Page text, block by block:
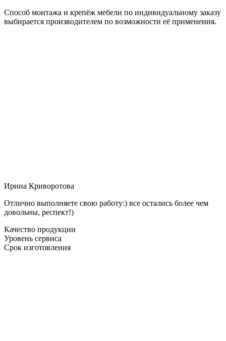
Способ монтажа и крепёж мебели по индивидуальному заказу
выбирается производителем по возможности её применения.
Ирина Криворотова
Отлично выполняете свою работу:) все остались более чем
довольны, респект!)
Качество продукции
Уровень сервиса
Срок изготовления